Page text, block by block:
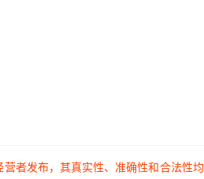
者发布，其真实性、准确性和合法性